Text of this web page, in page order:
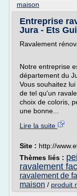
maison
Entreprise
Jura - Ets
Ravalement
Notre entreprise
département du
Vous souhaitez
de tel qu'un
choix de coloris,
une bonne...
Lire la suite
Site : http://
Thèmes liés :
ravalement
ravalement de
maison / produit